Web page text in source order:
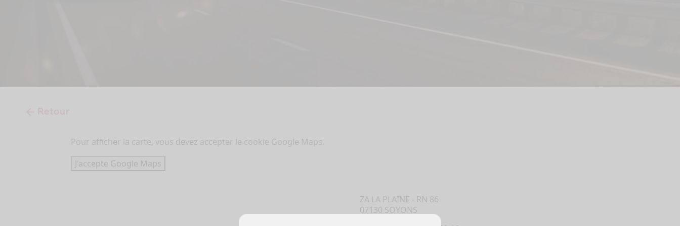
Pour afficher la carte, vous devez accepter le cookie Google Maps.
J'accepte Google Maps
ZA LA PLAINE - RN 86
07130 SOYONS